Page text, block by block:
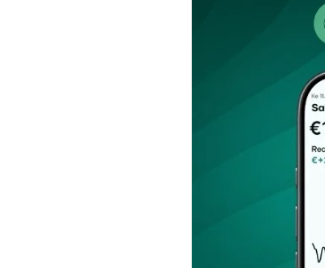
Tilaa SalkunRakentajan